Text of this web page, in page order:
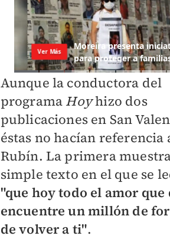
Aunque la conductora del
programa Hoyhizo dos
publicaciones en San
éstas no hacían referencia
Rubín. La primera
simple texto en el que se
"que hoy todo el amor que
encuentre un millón de
de volver a ti".